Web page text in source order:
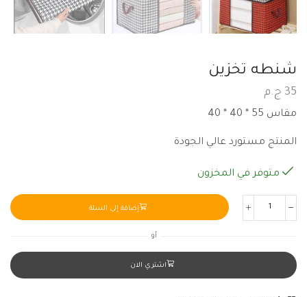
شنطه تخزين
35 ج.م
مقاس 55 * 40 * 40
المنتج مستورد عالي الجودة
متوفر في المخزون
إضافة إلى السلة
أو
اشتري الان